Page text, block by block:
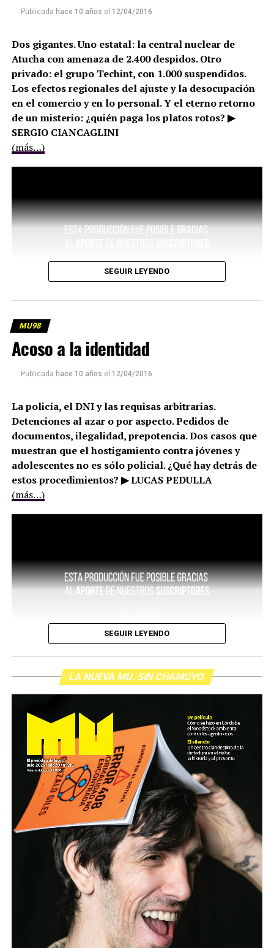
Publicada hace 10 años el 12/04/2016
Dos gigantes. Uno estatal: la central nuclear de
Atucha con amenaza de 2.400 despidos. Otro
privado: el grupo Techint, con 1.000 suspendidos.
Los efectos regionales del ajuste y la desocupación
en el comercio y en lo personal. Y el eterno retorno
de un misterio: ¿quién paga los platos rotos? ▶
SERGIO CIANCAGLINI
(más…)
SEGUIR LEYENDO
MU98
Acoso a la identidad
Publicada hace 10 años el 12/04/2016
La policía, el DNI y las requisas arbitrarias.
Detenciones al azar o por aspecto. Pedidos de
documentos, ilegalidad, prepotencia. Dos casos que
muestran que el hostigamiento contra jóvenes y
adolescentes no es sólo policial. ¿Qué hay detrás de
estos procedimientos? ▶ LUCAS PEDULLA
(más…)
SEGUIR LEYENDO
LA NUEVA MU. SIN CHAMUYO